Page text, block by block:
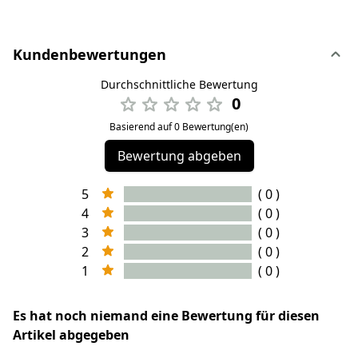
Kundenbewertungen
Durchschnittliche Bewertung
0
Basierend auf 0 Bewertung(en)
Bewertung abgeben
5
( 0 )
4
( 0 )
3
( 0 )
2
( 0 )
1
( 0 )
Es hat noch niemand eine Bewertung für diesen
Artikel abgegeben